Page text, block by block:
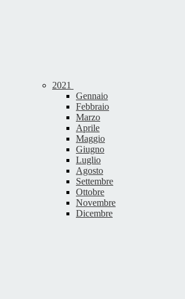
2021
Gennaio
Febbraio
Marzo
Aprile
Maggio
Giugno
Luglio
Agosto
Settembre
Ottobre
Novembre
Dicembre